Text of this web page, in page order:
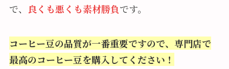
で、 良くも悪くも素材勝負です。
コーヒー豆の品質が一番重要ですので、専門店で
最高のコーヒー豆を購入してください！